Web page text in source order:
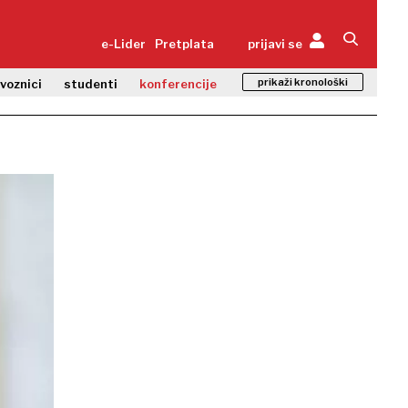
e-Lider Pretplata prijavi se
studenti konferencije prikaži kronološki